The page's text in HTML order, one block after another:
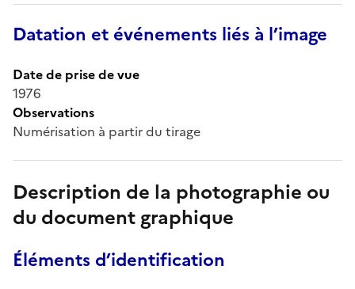
Datation et événements liés à l’image
Date de prise de vue
1976
Observations
Numérisation à partir du tirage
Description de la photographie ou
du document graphique
Éléments d’identification